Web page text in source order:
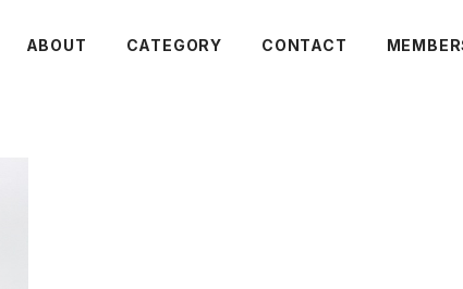
ABOUT CATEGORY CONTACT